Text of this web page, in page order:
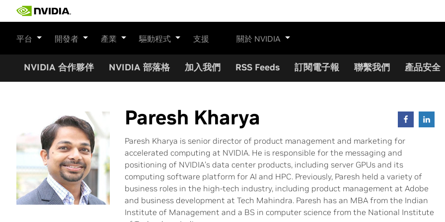
平台 開發者 產業 驅動程式 支援 關於 NVIDIA
NVIDIA 合作夥伴 NVIDIA 部落格 加入我們 RSS Feeds 訂閱電子報 聯繫我們 產品安全
Paresh Kharya
Paresh Kharya is senior director of product management and marketing for
accelerated computing at NVIDIA. He is responsible for the messaging and
positioning of NVIDIA’s data center products, including server GPUs and its
computing software platform for AI and HPC. Previously, Paresh held a variety of
business roles in the high-tech industry, including product management at Adobe
and business development at Tech Mahindra. Paresh has an MBA from the Indian
Institute of Management and a BS in computer science from the National Institute